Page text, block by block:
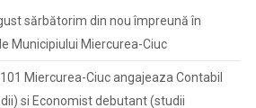
sărbătorim din nou împreună în
Municipiului Miercurea-Ciuc
Miercurea-Ciuc angajeaza Contabil
si Economist debutant (studii